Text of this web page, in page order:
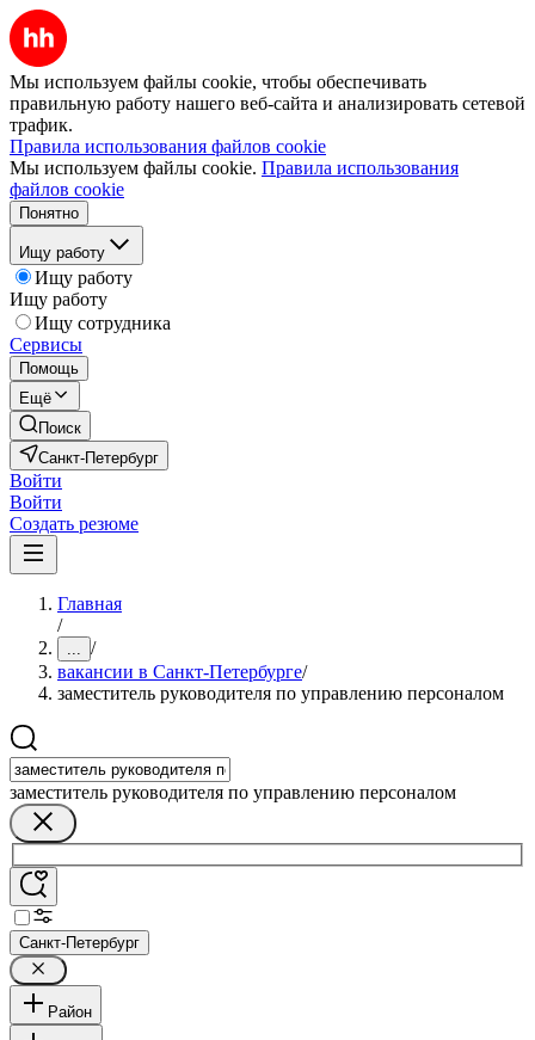
Мы используем файлы cookie, чтобы обеспечивать
правильную работу нашего веб-сайта и анализировать сетевой
трафик.
Правила использования файлов cookie
Мы используем файлы cookie. Правила использования
файлов cookie
Понятно
Ищу работу
Ищу работу
Ищу работу
Ищу сотрудника
Сервисы
Помощь
Ещё
Поиск
Санкт-Петербург
Войти
Войти
Создать резюме
Главная
/
... /
вакансии в Санкт-Петербурге/
заместитель руководителя по управлению персоналом
заместитель руководителя по управлению персоналом
Санкт-Петербург
Район